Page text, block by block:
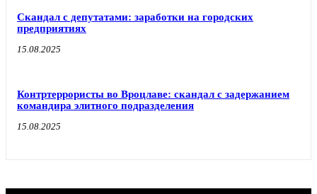
Скандал с депутатами: заработки на городских
предприятиях
15.08.2025
Контртеррористы во Вроцлаве: скандал с задержанием
командира элитного подразделения
15.08.2025